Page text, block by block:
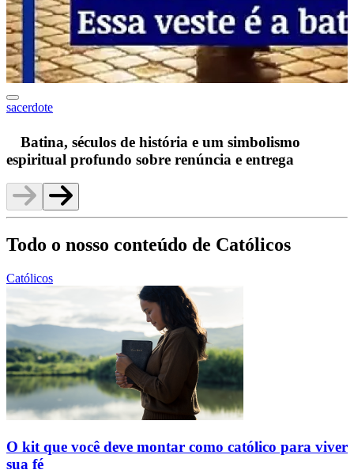
sacerdote
Batina, séculos de história e um simbolismo
espiritual profundo sobre renúncia e entrega
Todo o nosso conteúdo de Católicos
Católicos
O kit que você deve montar como católico para viver
sua fé